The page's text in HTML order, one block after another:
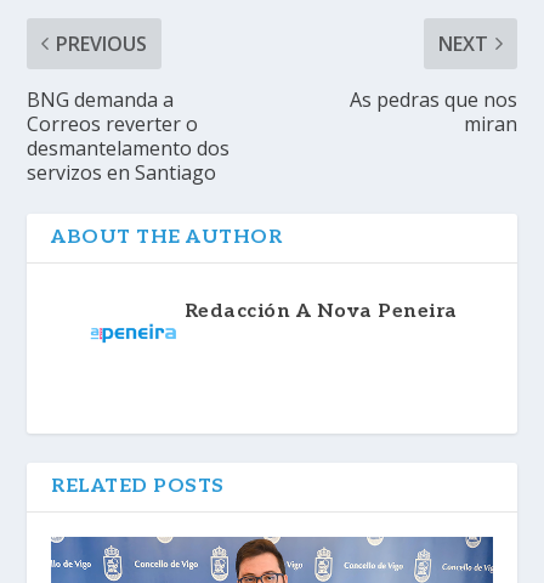
PREVIOUS
BNG demanda a
Correos reverter o
desmantelamento dos
servizos en Santiago
NEXT
As pedras que nos
miran
ABOUT THE AUTHOR
Redacción A Nova Peneira
RELATED POSTS